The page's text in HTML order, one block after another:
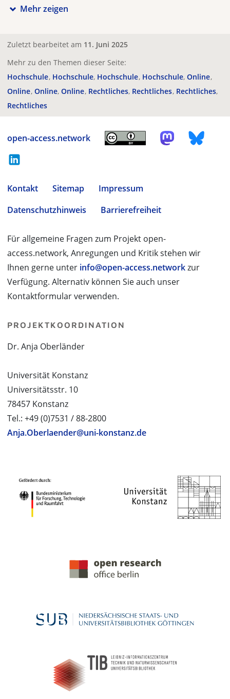
Mehr zeigen
Zuletzt bearbeitet am 11. Juni 2025
Mehr zu den Themen dieser Seite:
Hochschule Hochschule Hochschule Hochschule Online
Online Online Online Rechtliches Rechtliches Rechtliches
Rechtliches
open-access.network
Kontakt Sitemap
Impressum
Datenschutzhinweis
Barrierefreiheit
Für allgemeine Fragen zum Projekt open-
access.network, Anregungen und Kritik stehen wir
Ihnen gerne unter info@open-access.networkzur
Verfügung. Alternativ können Sie auch unser
Kontaktformular verwenden.
PROJEKTKOORDINATION
Dr. Anja Oberländer
Universität Konstanz
Universitätsstr. 10
78457 Konstanz
Tel.: +49 (0)7531 / 88-2800
Anja.Oberlaender@uni-konstanz.de